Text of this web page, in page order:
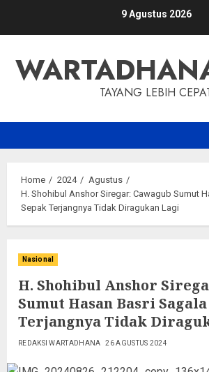
9 Agustus 2026
TAYANG LEBIH
Home 2024
Agustus
H. Shohibul Anshor Siregar: Cawagub Sumut
Sepak Terjangnya Tidak Diragukan Lagi
Nasional
H. Shohibul Anshor
Sumut Hasan Basri
Terjangnya Tidak
REDAKSI WARTADHANA 26 AGUSTUS 2024